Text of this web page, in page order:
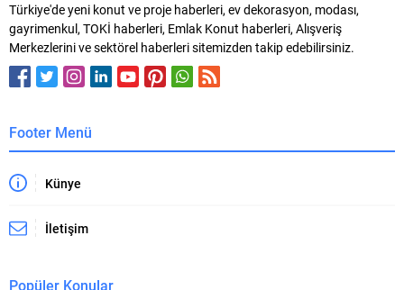
tamamlanmasını sağlıyor. Dijital
araçlar, proje bilgilerini paylaşmak
için merkezi bir platform
sağlayarak, gerçek zamanlı
iletişimi kolaylaştırıyor...
mikser şoförlüğü görevini iki kadın
çalışana emanet eden şirket,
‘mesleklerin cinsiyeti olmaz’
mesajını vererek toplumsal
cinsiyet eşitliğini teşvik etmeye
Türkiye'de yeni konut ve proje haberleri, ev dekorasyon, modası,
gayrimenkul, TOKİ haberleri, Emlak Konut haberleri, Alışveriş
Merkezlerini ve sektörel haberleri sitemizden takip edebilirsiniz.
Footer Menü
Künye
İletişim
Popüler Konular